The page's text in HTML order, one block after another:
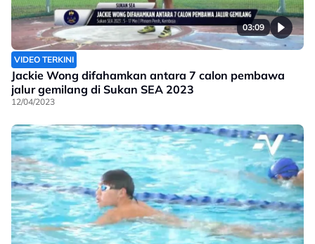
03:09
VIDEO TERKINI
Jackie Wong difahamkan antara 7 calon pembawa
jalur gemilang di Sukan SEA 2023
12/04/2023